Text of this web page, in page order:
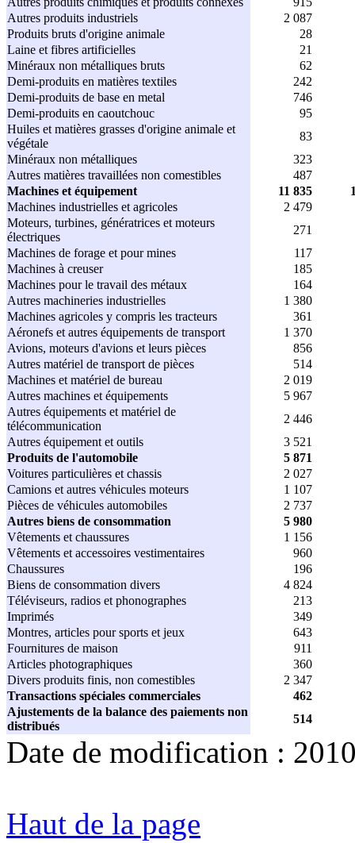
Autres produits industriels
2 087
Produits bruts d'origine animale
28
Laine et fibres artificielles
21
Minéraux non métalliques bruts
62
Demi-produits en matières textiles
242
Demi-produits de base en metal
746
Demi-produits en caoutchouc
95
Huiles et matières grasses d'origine animale et
végétale
83
Minéraux non métalliques
323
Autres matières travaillées non comestibles
487
Machines et équipement
11 835
Machines industrielles et agricoles
2 479
Moteurs, turbines, génératrices et moteurs
électriques
271
Machines de forage et pour mines
117
Machines à creuser
185
Machines pour le travail des métaux
164
Autres machineries industrielles
1 380
Machines agricoles y compris les tracteurs
361
Aéronefs et autres équipements de transport
1 370
Avions, moteurs d'avions et leurs pièces
856
Autres matériel de transport de pièces
514
Machines et matériel de bureau
2 019
Autres machines et équipements
5 967
Autres équipements et matériel de
télécommunication
2 446
Autres équipement et outils
3 521
Produits de l'automobile
5 871
Voitures particulières et chassis
2 027
Camions et autres véhicules moteurs
1 107
Pièces de véhicules automobiles
2 737
Autres biens de consommation
5 980
Vêtements et chaussures
1 156
Vêtements et accessoires vestimentaires
960
Chaussures
196
Biens de consommation divers
4 824
Téléviseurs, radios et phonographes
213
Imprimés
349
Montres, articles pour sports et jeux
643
Fournitures de maison
911
Articles photographiques
360
Divers produits finis, non comestibles
2 347
Transactions spéciales commerciales
462
Ajustements de la balance des paiements non
distribués
514
Date de modification :
Haut de la page